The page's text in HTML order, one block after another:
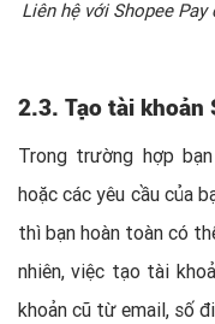
Liên hệ với Shopee
2.3. Tạo tài khoản
Trong trường hợp
hoặc các yêu cầu của
thì bạn hoàn toàn có
nhiên, việc tạo tài
khoản cũ từ email, số